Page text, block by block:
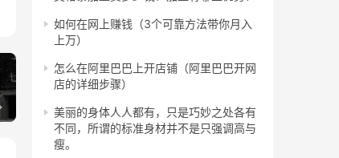
如何在网上赚钱（3个可靠方法带你月入
上万）
怎么在阿里巴巴上开店铺（阿里巴巴开网
店的详细步骤）
美丽的身体人人都有，只是巧妙之处各有
不同，所谓的标准身材并不是只强调高与
瘦。